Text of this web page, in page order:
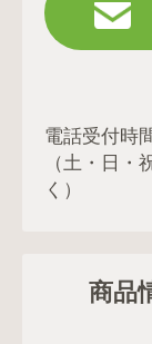
電話受付時
（土・日・
く）
商品